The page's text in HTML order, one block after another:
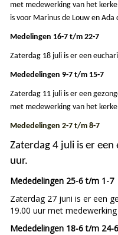
met medewerking van het
is voor Marinus de Louw en Ada
Medelingen 16-7 t/m 22-7
Zaterdag 18 juli is er een
Mededelingen 9-7 t/m 15-7
Zaterdag 11 juli is er een
met medewerking van het
Mededelingen 2-7 t/m 8-7
Zaterdag 4 juli is er
uur.
Mededelingen 25-6 t/m 1-7
Zaterdag 27 juni is er een
19.00 uur met
Mededelingen 18-6 t/m 24-6